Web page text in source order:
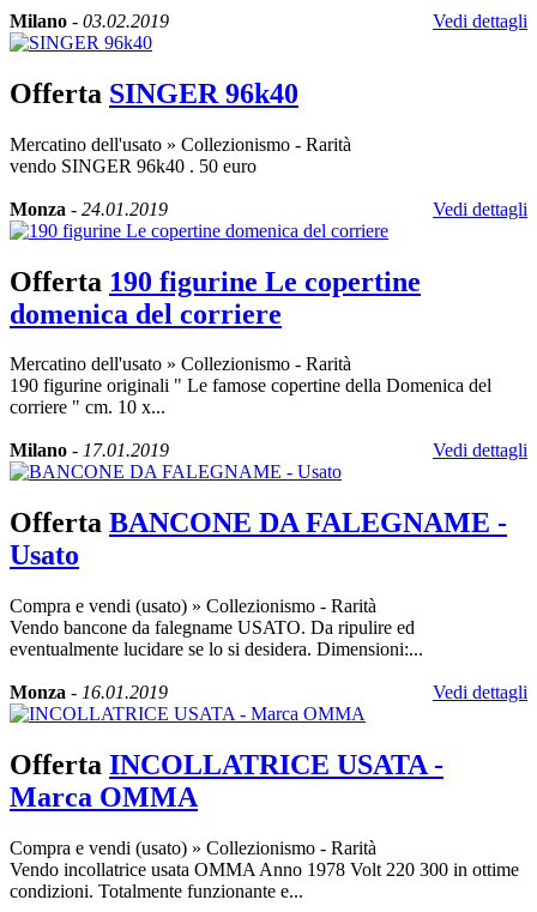
Milano - 03.02.2019 Vedi dettagli
Offerta SINGER 96k40
Mercatino dell'usato » Collezionismo - Rarità
vendo SINGER 96k40 . 50 euro
Monza - 24.01.2019 Vedi dettagli
Offerta 190 figurine Le copertine
domenica del corriere
Mercatino dell'usato » Collezionismo - Rarità
190 figurine originali " Le famose copertine della Domenica del
corriere " cm. 10 x...
Milano - 17.01.2019 Vedi dettagli
Offerta BANCONE DA FALEGNAME -
Usato
Compra e vendi (usato) » Collezionismo - Rarità
Vendo bancone da falegname USATO. Da ripulire ed
eventualmente lucidare se lo si desidera. Dimensioni:...
Monza - 16.01.2019 Vedi dettagli
Offerta INCOLLATRICE USATA -
Marca OMMA
Compra e vendi (usato) » Collezionismo - Rarità
Vendo incollatrice usata OMMA Anno 1978 Volt 220 300 in ottime
condizioni. Totalmente funzionante e...